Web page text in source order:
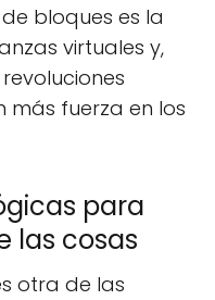
bloques es la
virtuales y,
fuerza en los
para
las cosas
otra de las